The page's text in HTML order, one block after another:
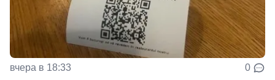
вчера в 18:33 0